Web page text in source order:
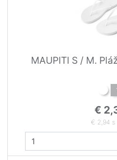
MAUPITI S / M.
€
€ 2,94 s